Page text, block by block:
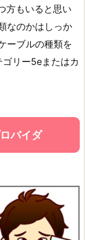
方もいると思い
なのかはしっか
ーブルの種類を
リー5eまたはカ
バイダ